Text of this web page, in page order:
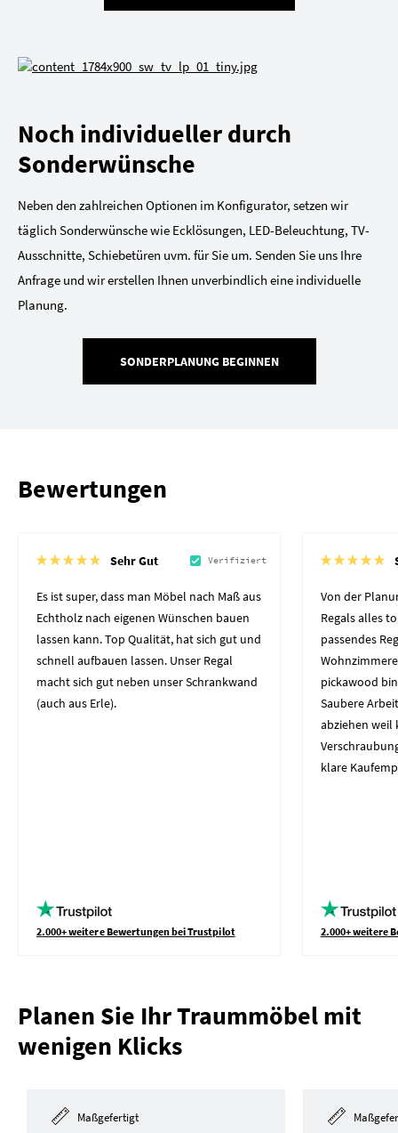
Noch individueller durch
Sonderwünsche
Neben den zahlreichen Optionen im Konfigurator, setzen wir
täglich Sonderwünsche wie Ecklösungen, LED-Beleuchtung, TV-
Ausschnitte, Schiebetüren uvm. für Sie um. Senden Sie uns Ihre
Anfrage und wir erstellen Ihnen unverbindlich eine individuelle
Planung.
SONDERPLANUNG BEGINNEN
Bewertungen
Sehr Gut Verifiziert
Es ist super, dass man Möbel nach Maß aus
Echtholz nach eigenen Wünschen bauen
lassen kann. Top Qualität, hat sich gut und
schnell aufbauen lassen. Unser Regal
macht sich gut neben unser Schrankwand
(auch aus Erle).
2.000+ weitere Bewertungen bei Trustpilot
Von der
Regals alles
passendes
pickawood
Saubere
abziehen weil
klare
2.000+ weitere
Planen Sie Ihr Traummöbel mit
wenigen Klicks
Maßgefertigt